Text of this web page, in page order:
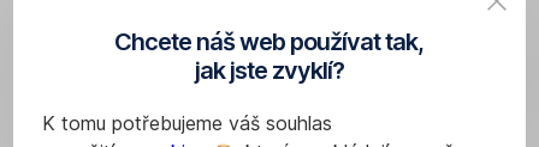
Chcete náš web používat tak,
jak jste zvyklí?
K tomu potřebujeme váš souhlas